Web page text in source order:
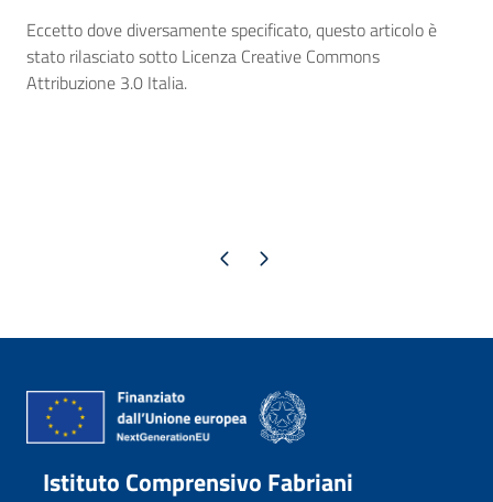
Eccetto dove diversamente specificato, questo articolo è
stato rilasciato sotto Licenza Creative Commons
Attribuzione 3.0 Italia.
Pagina precedente
Pagina successiva
Istituto Comprensivo Fabriani